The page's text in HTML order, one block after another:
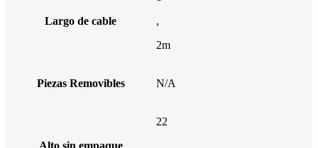
Largo de cable
,
2m
Piezas Removibles N/A
Alto sin empaque
22
,